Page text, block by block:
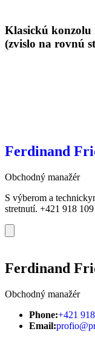
Klasickú konzolu
(zvislo na rovnú
Ferdinand
Obchodný manažér
S výberom a
stretnutí‎. +421 918
Ferdinand
Obchodný manažér
Phone:+421
Email: